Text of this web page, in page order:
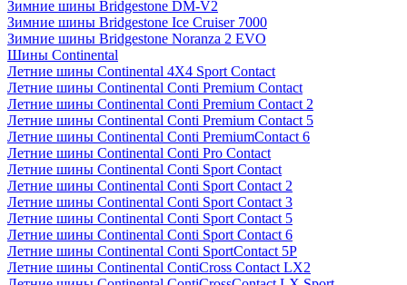
Зимние шины Bridgestone DM-V2
Зимние шины Bridgestone Ice Cruiser 7000
Зимние шины Bridgestone Noranza 2 EVO
Шины Continental
Летние шины Continental 4X4 Sport Contact
Летние шины Continental Conti Premium Contact
Летние шины Continental Conti Premium Contact 2
Летние шины Continental Conti Premium Contact 5
Летние шины Continental Conti PremiumContact 6
Летние шины Continental Conti Pro Contact
Летние шины Continental Conti Sport Contact
Летние шины Continental Conti Sport Contact 2
Летние шины Continental Conti Sport Contact 3
Летние шины Continental Conti Sport Contact 5
Летние шины Continental Conti Sport Contact 6
Летние шины Continental Conti SportContact 5P
Летние шины Continental ContiCross Contact LX2